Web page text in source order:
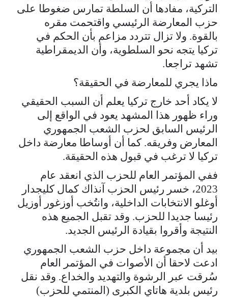
التركية، مفادها أن السلطة تمارس ضغوطا على
حزب المعارضة الرئيسي واقتحمت مقره
بالقوة. ولا تزال تتردد مزاعم بأن الحكم في
تركيا يتجه نحو السلطوية، وأن الديمقراطية
تشهد تراجعا.
ماذا يجري للمعارضة في الحقيقة؟
لا يكاد أحد خارج تركيا يعلم أن السبب الحقيقي
وراء ظهور هذا المشهد يعود في الواقع إلى
الرئيس السابق لحزب الشعب الجمهوري
المعارض وفريقه. كما أن أوساطا معارضة داخل
تركيا لا ترغب في قبول هذه الحقيقة.
ففي المؤتمر العام للحزب الذي انعقد عام
2023، خسر رئيس الحزب آنذاك كمال كليجدار
أوغلو الانتخابات الداخلية، وانتُخب أوزغور أوزيل
رئيسا جديدا للحزب. وقد تقبل الجميع هذه
النتيجة وأقروا بقيادة الرئيس الجديد.
بيد أن مجموعة داخل حزب الشعب الجمهوري
ادعت لاحقا أن الأصوات في المؤتمر العام
سُرقت عبر الرشوة والتهديد والخداع. وقد نقل
رئيس بلدية هاتاي الكبرى (المنتمي للحزب)